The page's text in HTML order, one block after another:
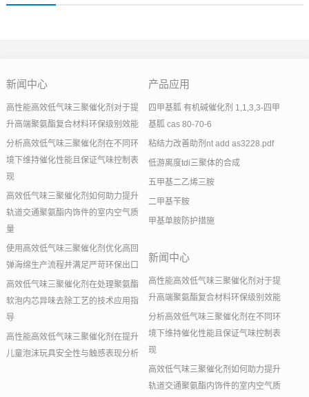
新闻中心
高性能高效低气味三聚催化剂对于提
升高端聚氨酯复合材料环保级别效能
分析高效低气味三聚催化剂在不同环
境下维持催化性能且保证气味控制表
现
高效低气味三聚催化剂如何助力提升
轨道交通聚氨酯内饰件的室内空气质
量
使用高效低气味三聚催化剂优化高回
弹海绵生产流程并满足严苛环保出口
高效低气味三聚催化剂在处理聚氨酯
软泡内芯异味去除工艺的技术应用指
导
高性能高效低气味三聚催化剂在提升
儿童泡沫玩具安全性与触感表现分析
产品应用
四甲基胍 有机碱催化剂 1,1,3,3-四甲
基胍 cas 80-70-6
粘结力改善助剂nt add as3228.pdf
低游离度tdi三聚体的合成
五甲基二乙烯三胺
二甲基苄胺
甲基单胺防护措施
新闻中心
高性能高效低气味三聚催化剂对于提
升高端聚氨酯复合材料环保级别效能
分析高效低气味三聚催化剂在不同环
境下维持催化性能且保证气味控制表
现
高效低气味三聚催化剂如何助力提升
轨道交通聚氨酯内饰件的室内空气质